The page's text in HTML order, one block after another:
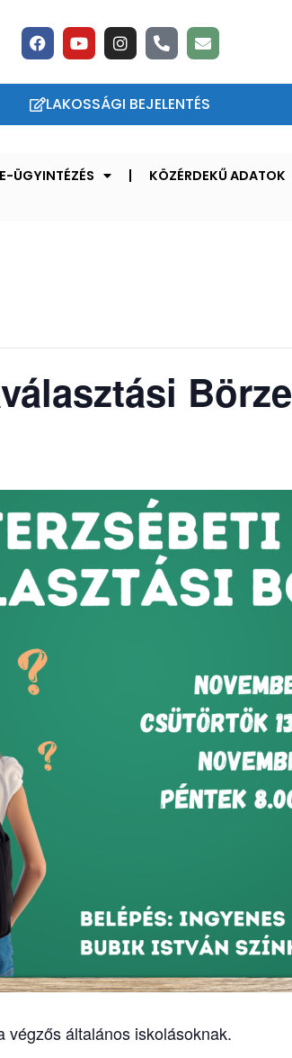
LAKOSSÁGI BEJELENTÉS
ÜGYINTÉZÉS KÖZÉRDEKŰ ADATOK
Börze
végzős általános iskolásoknak.